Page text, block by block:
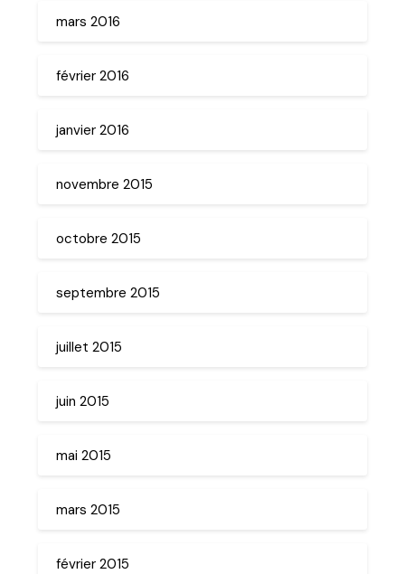
mars 2016
février 2016
janvier 2016
novembre 2015
octobre 2015
septembre 2015
juillet 2015
juin 2015
mai 2015
mars 2015
février 2015